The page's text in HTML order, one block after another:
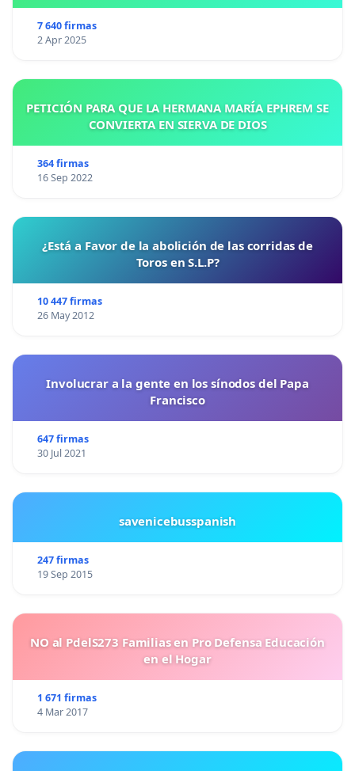
7 640 firmas
2 Apr 2025
PETICIÓN PARA QUE LA HERMANA MARÍA EPHREM SE
CONVIERTA EN SIERVA DE DIOS
364 firmas
16 Sep 2022
¿Está a Favor de la abolición de las corridas de
Toros en S.L.P?
10 447 firmas
26 May 2012
Involucrar a la gente en los sínodos del Papa
Francisco
647 firmas
30 Jul 2021
savenicebusspanish
247 firmas
19 Sep 2015
NO al PdelS273 Familias en Pro Defensa Educación
en el Hogar
1 671 firmas
4 Mar 2017